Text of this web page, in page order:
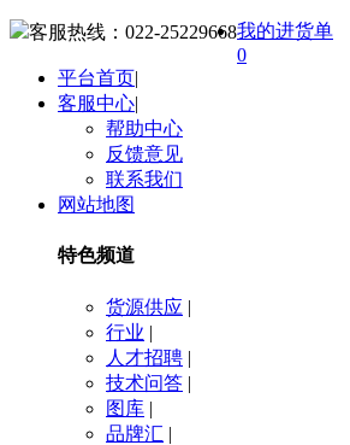
客服热线： 022-25229668我的进货单
0
平台首页|
客服中心|
帮助中心
反馈意见
联系我们
网站地图
特色频道
货源供应 |
行业 |
人才招聘 |
技术问答 |
图库 |
品牌汇 |